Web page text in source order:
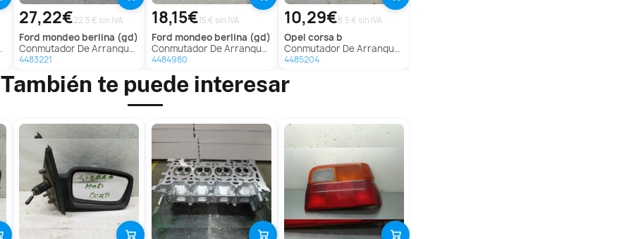
27,22€22.5 € sin IVA
ford mondeo berlina (gd)
Conmutador De Arranque para Ford Mondeo Berlina (Gd)
4483221
18,15€15 € sin IVA
ford mondeo berlina (gd)
Conmutador De Arranque para Ford Mondeo Berlina (Gd)
4484980
10,29€8.5 € sin IVA
opel corsa b
Conmutador De Arranque para Opel Corsa B
4485204
También te puede interesar